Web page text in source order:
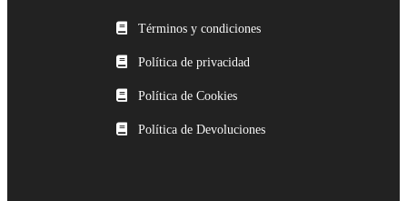
Términos y condiciones
Política de privacidad
Política de Cookies
Política de Devoluciones